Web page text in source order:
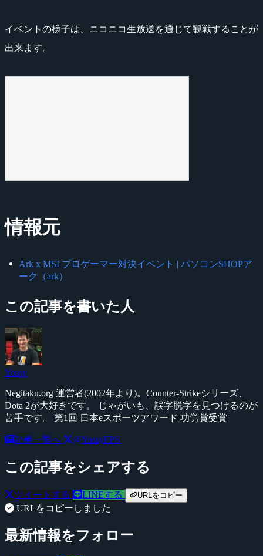
イベントの様子は、ニコニコ生放送を通じて観戦することが
出来ます。
情報元
Ark x MSI プロゲーマー対決イベント | パソコンSHOPア
ーク（ark）
この記事を書いた人
Yossy
Negitaku.org 運営者(2002年より)。Counter-Strikeシリーズ、
Dota 2が大好きです。 じゃがいも、誤字脱字を見つけるのが
苦手です。 第1回 日本eスポーツアワード 功労賞受賞
記事一覧へ @YossyFPS
この記事をシェアする
ツイートする LINEする URLをコピー
URLをコピーしました
最新情報をフォロー